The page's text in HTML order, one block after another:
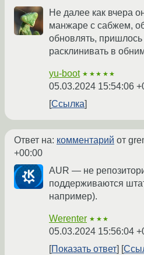
Не далее как вчера
манжаре с сабжем,
обновлять,
расклинивать в
yu-boot ★★★★★
05.03.2024 15:54:06
Ссылка
Ответ на: комментарий от
+00:00
AUR — не
поддерживаются
например).
Werenter ★★★
05.03.2024 15:56:04
Показать ответ